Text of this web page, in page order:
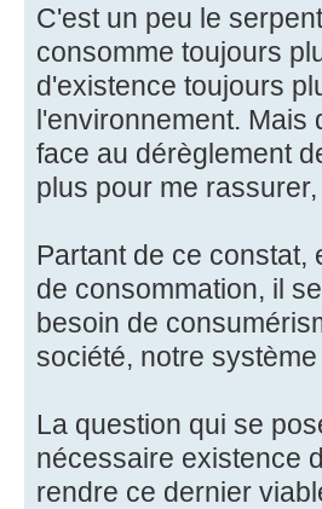
C'est un peu le
consomme toujours
d'existence toujours
l'environnement. Mais
face au dérèglement
plus pour me
Partant de ce constat,
de consommation, il
besoin de
société, notre
La question qui se
nécessaire existence
rendre ce dernier